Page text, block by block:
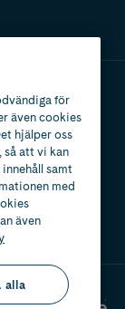
för
även cookies
hjälper oss
så att vi kan
samt
med
även
alla